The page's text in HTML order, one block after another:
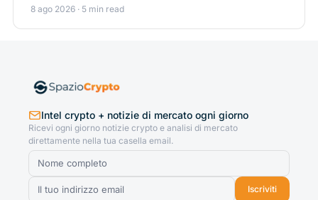
8 ago 2026 · 5 min read
Intel crypto + notizie di mercato ogni giorno
Ricevi ogni giorno notizie crypto e analisi di mercato
direttamente nella tua casella email.
Iscriviti